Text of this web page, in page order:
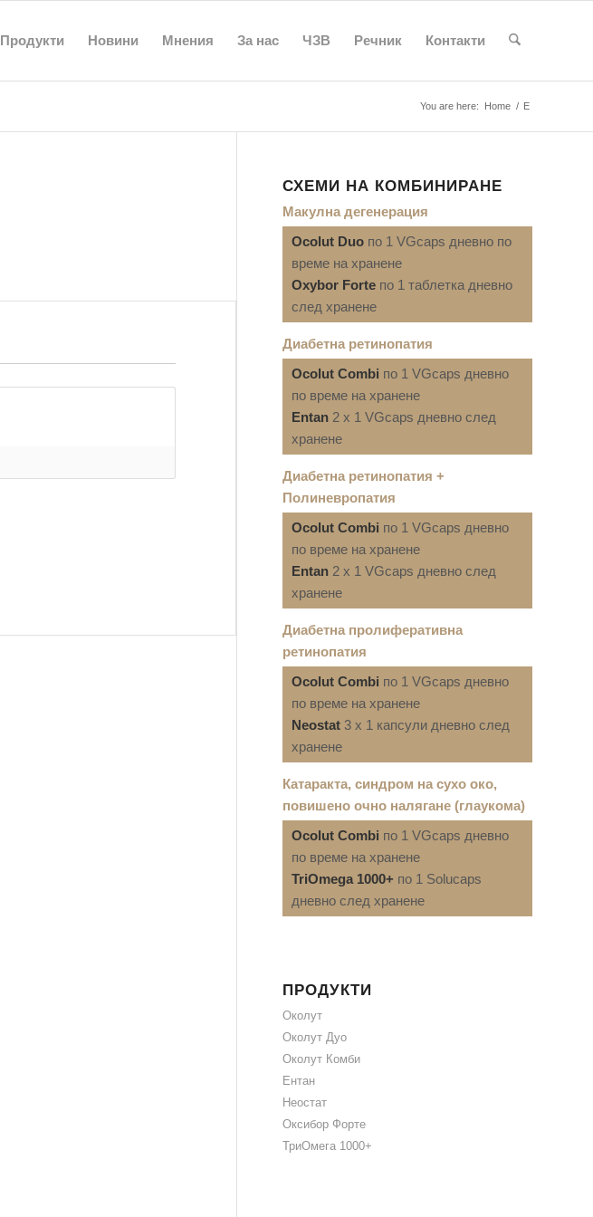
Продукти Новини Мнения За нас ЧЗВ Речник Контакти
You are here: Home / Е
СХЕМИ НА КОМБИНИРАНЕ
Макулна дегенерация
Ocolut Duo по 1 VGcaps дневно по
време на хранене
Oxybor Forte по 1 таблетка дневно
след хранене
Диабетна ретинопатия
Ocolut Combi по 1 VGcaps дневно
по време на хранене
Entan 2 x 1 VGcaps дневно след
хранене
Диабетна ретинопатия +
Полиневропатия
Ocolut Combi по 1 VGcaps дневно
по време на хранене
Entan 2 x 1 VGcaps дневно след
хранене
Диабетна пролиферативна
ретинопатия
Ocolut Combi по 1 VGcaps дневно
по време на хранене
Neostat 3 x 1 капсули дневно след
хранене
Катаракта, синдром на сухо око,
повишено очно налягане (глаукома)
Ocolut Combi по 1 VGcaps дневно
по време на хранене
TriOmega 1000+ по 1 Solucaps
дневно след хранене
ПРОДУКТИ
Околут
Околут Дуо
Околут Комби
Ентан
Неостат
Оксибор Форте
ТриОмега 1000+